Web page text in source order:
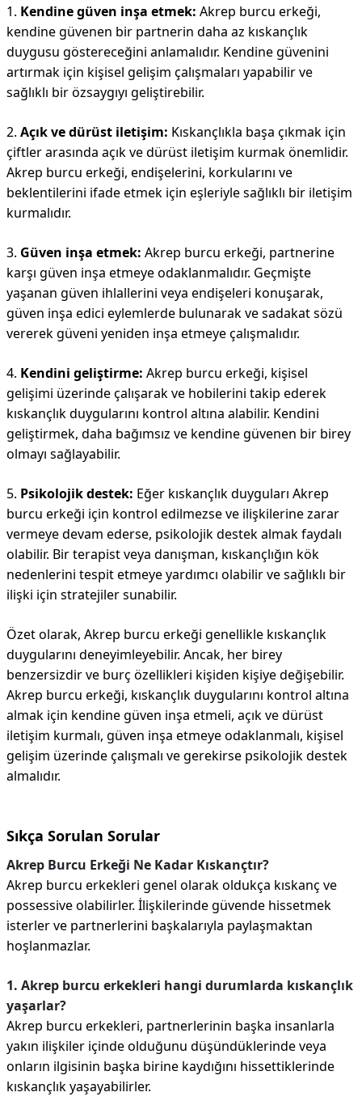
1. Kendine güven inşa etmek: Akrep burcu erkeği,
kendine güvenen bir partnerin daha az kıskançlık
duygusu göstereceğini anlamalıdır. Kendine güvenini
artırmak için kişisel gelişim çalışmaları yapabilir ve
sağlıklı bir özsaygıyı geliştirebilir.
2. Açık ve dürüst iletişim: Kıskançlıkla başa çıkmak için
çiftler arasında açık ve dürüst iletişim kurmak önemlidir.
Akrep burcu erkeği, endişelerini, korkularını ve
beklentilerini ifade etmek için eşleriyle sağlıklı bir iletişim
kurmalıdır.
3. Güven inşa etmek: Akrep burcu erkeği, partnerine
karşı güven inşa etmeye odaklanmalıdır. Geçmişte
yaşanan güven ihlallerini veya endişeleri konuşarak,
güven inşa edici eylemlerde bulunarak ve sadakat sözü
vererek güveni yeniden inşa etmeye çalışmalıdır.
4. Kendini geliştirme: Akrep burcu erkeği, kişisel
gelişimi üzerinde çalışarak ve hobilerini takip ederek
kıskançlık duygularını kontrol altına alabilir. Kendini
geliştirmek, daha bağımsız ve kendine güvenen bir birey
olmayı sağlayabilir.
5. Psikolojik destek: Eğer kıskançlık duyguları Akrep
burcu erkeği için kontrol edilmezse ve ilişkilerine zarar
vermeye devam ederse, psikolojik destek almak faydalı
olabilir. Bir terapist veya danışman, kıskançlığın kök
nedenlerini tespit etmeye yardımcı olabilir ve sağlıklı bir
ilişki için stratejiler sunabilir.
Özet olarak, Akrep burcu erkeği genellikle kıskançlık
duygularını deneyimleyebilir. Ancak, her birey
benzersizdir ve burç özellikleri kişiden kişiye değişebilir.
Akrep burcu erkeği, kıskançlık duygularını kontrol altına
almak için kendine güven inşa etmeli, açık ve dürüst
iletişim kurmalı, güven inşa etmeye odaklanmalı, kişisel
gelişim üzerinde çalışmalı ve gerekirse psikolojik destek
almalıdır.
Sıkça Sorulan Sorular
Akrep Burcu Erkeği Ne Kadar Kıskançtır?
Akrep burcu erkekleri genel olarak oldukça kıskanç ve
possessive olabilirler. İlişkilerinde güvende hissetmek
isterler ve partnerlerini başkalarıyla paylaşmaktan
hoşlanmazlar.
1. Akrep burcu erkekleri hangi durumlarda kıskançlık
yaşarlar?
Akrep burcu erkekleri, partnerlerinin başka insanlarla
yakın ilişkiler içinde olduğunu düşündüklerinde veya
onların ilgisinin başka birine kaydığını hissettiklerinde
kıskançlık yaşayabilirler.